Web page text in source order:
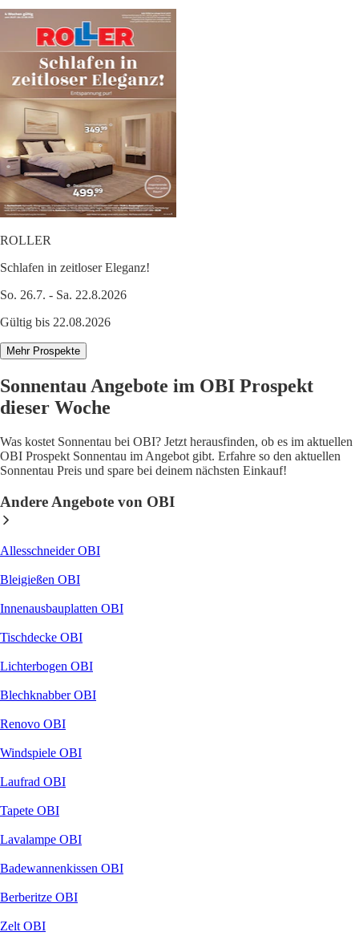
ROLLER
Schlafen in zeitloser Eleganz!
So. 26.7. - Sa. 22.8.2026
Gültig bis 22.08.2026
Mehr Prospekte
Sonnentau Angebote im OBI Prospekt
dieser Woche
Was kostet Sonnentau bei OBI? Jetzt herausfinden, ob es im aktuellen
OBI Prospekt Sonnentau im Angebot gibt. Erfahre so den aktuellen
Sonnentau Preis und spare bei deinem nächsten Einkauf!
Andere Angebote von OBI
Allesschneider OBI
Bleigießen OBI
Innenausbauplatten OBI
Tischdecke OBI
Lichterbogen OBI
Blechknabber OBI
Renovo OBI
Windspiele OBI
Laufrad OBI
Tapete OBI
Lavalampe OBI
Badewannenkissen OBI
Berberitze OBI
Zelt OBI